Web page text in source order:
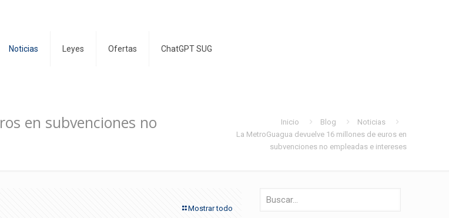
Noticias Leyes Ofertas ChatGPT SUG
en subvenciones no Inicio Blog
Noticias
La MetroGuagua devuelve 16 millones de euros en
subvenciones no empleadas e intereses
Mostrar todo